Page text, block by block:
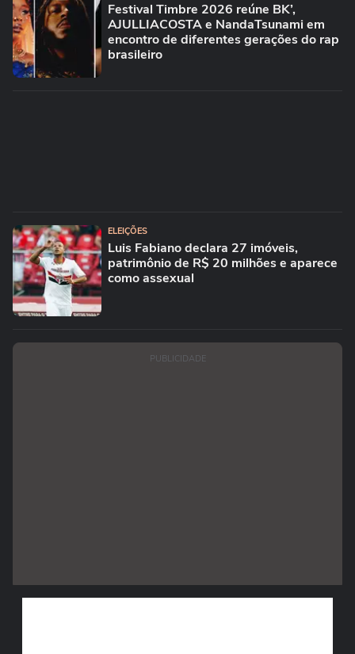
Festival Timbre 2026 reúne BK’,
AJULLIACOSTA e NandaTsunami em
encontro de diferentes gerações do rap
brasileiro
ELEIÇÕES
Luis Fabiano declara 27 imóveis,
patrimônio de R$ 20 milhões e aparece
como assexual
PUBLICIDADE